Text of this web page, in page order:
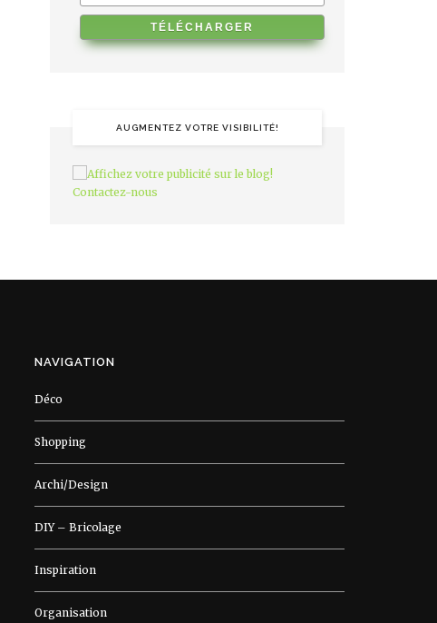
AUGMENTEZ VOTRE VISIBILITÉ!
NAVIGATION
Déco
Shopping
Archi/Design
DIY – Bricolage
Inspiration
Organisation